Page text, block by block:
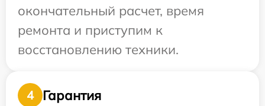
окончательный расчет, время
ремонта и приступим к
восстановлению техники.
4
Гарантия